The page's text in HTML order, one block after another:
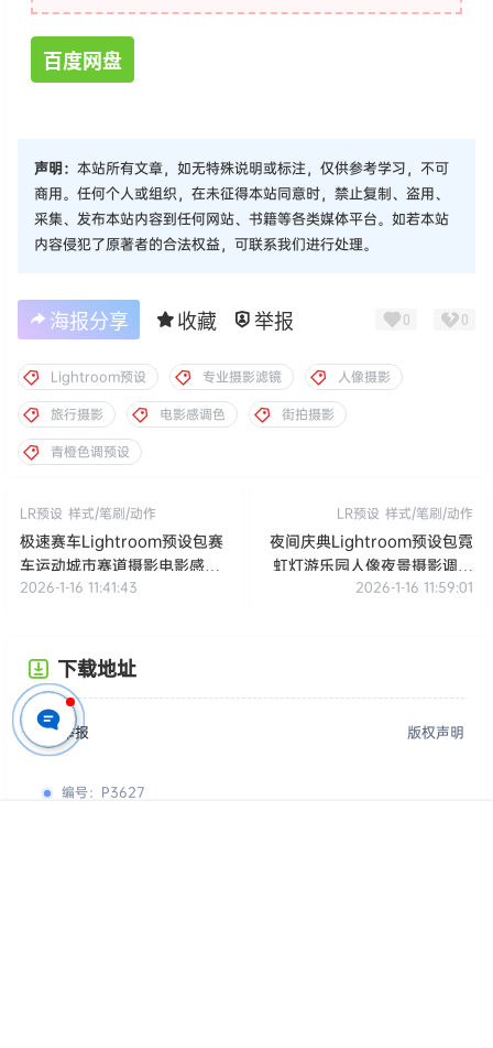
百度网盘
声明： 本站所有文章，如无特殊说明或标注，仅供参考学习，不可
商用。任何个人或组织，在未征得本站同意时，禁止复制、盗用、
采集、发布本站内容到任何网站、书籍等各类媒体平台。如若本站
内容侵犯了原著者的合法权益，可联系我们进行处理。
海报分享 收藏 举报 0 0
Lightroom预设 专业摄影滤镜
人像摄影
旅行摄影
电影感调色
街拍摄影
青橙色调预设
LR预设 样式/笔刷/动作
极速赛车Lightroom预设包赛
车运动城市赛道摄影电影感调
色滤镜
2026-1-16 11:41:43
LR预设 样式/笔刷/动作
夜间庆典Lightroom预设包霓
虹灯游乐园人像夜景摄影调色
滤镜
2026-1-16 11:59:01
下载地址
投诉举报 版权声明
编号： P3627